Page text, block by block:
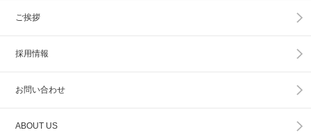
ご挨拶
採用情報
お問い合わせ
ABOUT US